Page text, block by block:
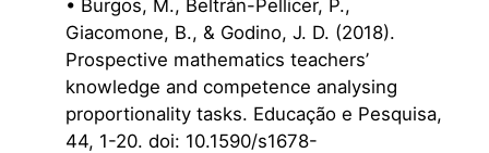
• Burgos, M., Beltrán-Pellicer, P.,
Giacomone, B., & Godino, J. D. (2018).
Prospective mathematics teachers’
knowledge and competence analysing
proportionality tasks. Educação e Pesquisa,
44, 1-20. doi: 10.1590/s1678-